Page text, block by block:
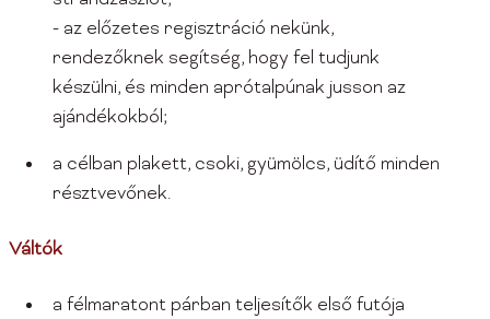
- az előzetes regisztráció nekünk,
rendezőknek segítség, hogy fel tudjunk
készülni, és minden aprótalpúnak jusson az
ajándékokból;
a célban plakett, csoki, gyümölcs, üdítő minden
résztvevőnek.
Váltók
a félmaratont párban teljesítők első futója